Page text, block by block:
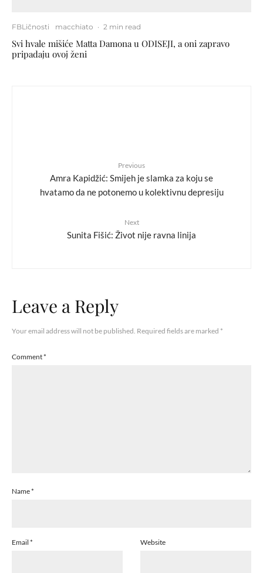
FBLičnosti macchiato · 2 min read
Svi hvale mišiće Matta Damona u ODISEJI, a oni zapravo
pripadaju ovoj ženi
Previous
Amra Kapidžić: Smijeh je slamka za koju se
hvatamo da ne potonemo u kolektivnu depresiju
Next
Sunita Fišić: Život nije ravna linija
Leave a Reply
Your email address will not be published. Required fields are marked *
Comment*
Name*
Email * Website